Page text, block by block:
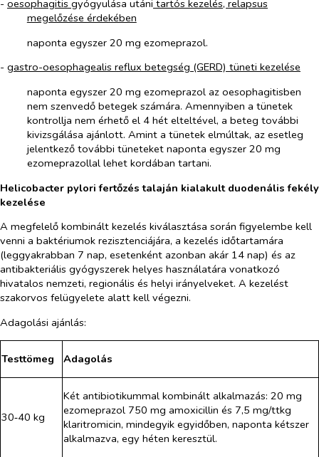
- oesophagitis gyógyulása utáni tartós kezelés, relapsus
megelőzése érdekében
naponta egyszer 20 mg ezomeprazol.
- gastro-oesophagealis reflux betegség (GERD) tüneti kezelése
naponta egyszer 20 mg ezomeprazol az oesophagitisben
nem szenvedő betegek számára. Amennyiben a tünetek
kontrollja nem érhető el 4 hét elteltével, a beteg további
kivizsgálása ajánlott. Amint a tünetek elmúltak, az esetleg
jelentkező további tüneteket naponta egyszer 20 mg
ezomeprazollal lehet kordában tartani.
Helicobacter pylori fertőzés talaján kialakult duodenális fekély
kezelése
A megfelelő kombinált kezelés kiválasztása során figyelembe kell
venni a baktériumok rezisztenciájára, a kezelés időtartamára
(leggyakrabban 7 nap, esetenként azonban akár 14 nap) és az
antibakteriális gyógyszerek helyes használatára vonatkozó
hivatalos nemzeti, regionális és helyi irányelveket. A kezelést
szakorvos felügyelete alatt kell végezni.
Adagolási ajánlás:
Testtömeg Adagolás
30‑40 kg
Két antibiotikummal kombinált alkalmazás: 20 mg
ezomeprazol 750 mg amoxicillin és 7,5 mg/ttkg
klaritromicin, mindegyik egyidőben, naponta kétszer
alkalmazva, egy héten keresztül.